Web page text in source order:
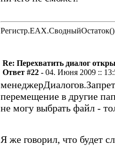
Регистр.EAX.СводныйОстаток()
Re: Перехватить диалог
Ответ #22 - 04. Июня 2009 ::
перемещение в другие
не могу выбрать файл -
Я же говорил, что будет